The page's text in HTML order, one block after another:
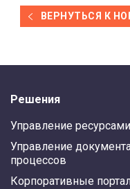
ВЕРНУТЬСЯ К
Решения
Управление
Управление
процессов
Корпоративные